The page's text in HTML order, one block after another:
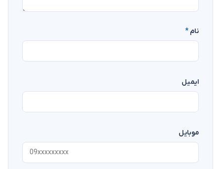
نام *
ایمیل
موبایل